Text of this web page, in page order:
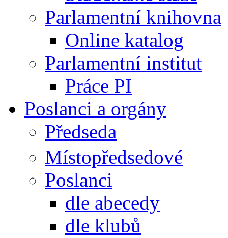
Parlamentní knihovna
Online katalog
Parlamentní institut
Práce PI
Poslanci a orgány
Předseda
Místopředsedové
Poslanci
dle abecedy
dle klubů